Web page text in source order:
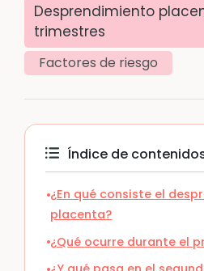
Desprendimiento
trimestres
Factores de riesgo
Índice de
¿En qué consiste el
placenta?
¿Qué ocurre durante el